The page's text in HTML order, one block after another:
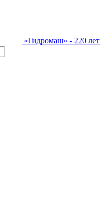
«Гидромаш» - 220 лет